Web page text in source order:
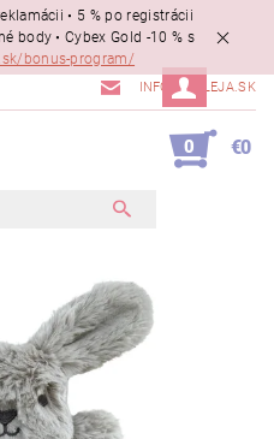
• 5 % po registrácii
body • Cybex Gold -10 % s
bonus-program/
INFO@MALEJA.SK
0 €0